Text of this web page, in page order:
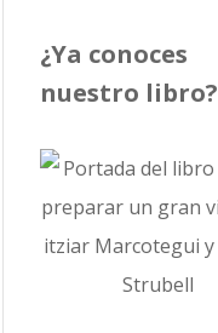
¿Ya conoces
nuestro libro?